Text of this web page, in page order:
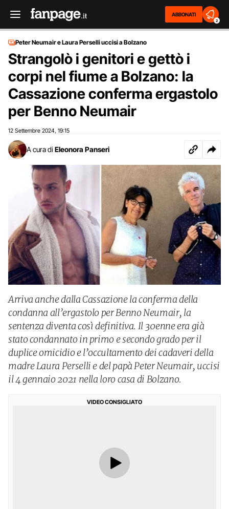
ABBONATI
2
Peter Neumair e Laura Perselli uccisi a Bolzano
Strangolò i genitori e gettò i
corpi nel fiume a Bolzano: la
Cassazione conferma ergastolo
per Benno Neumair
12 Settembre 2024 19:15
A cura di Eleonora Panseri
Arriva anche dalla Cassazione la conferma della
condanna all’ergastolo per Benno Neumair, la
sentenza diventa così definitiva. Il 30enne era già
stato condannato in primo e secondo grado per il
duplice omicidio e l’occultamento dei cadaveri della
madre Laura Perselli e del papà Peter Neumair, uccisi
il 4 gennaio 2021 nella loro casa di Bolzano.
VIDEO CONSIGLIATO